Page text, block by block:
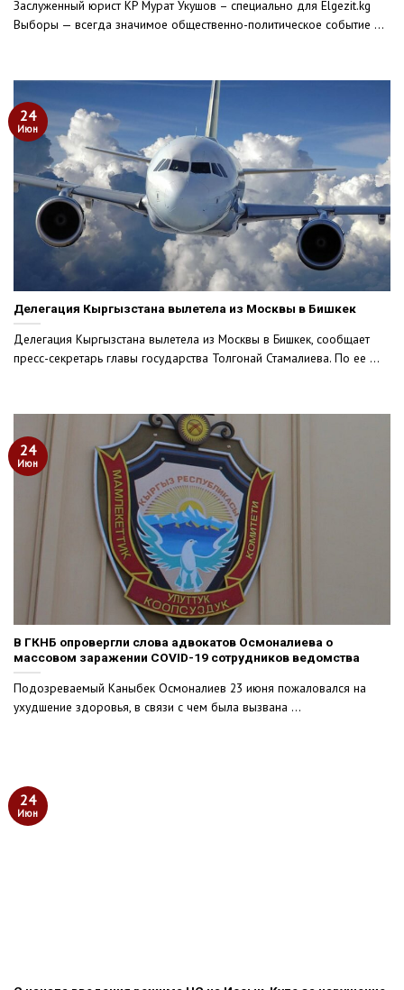
Заслуженный юрист КР Мурат Укушов – специально для Elgezit.kg
Выборы — всегда значимое общественно-политическое событие ...
Делегация Кыргызстана вылетела из Москвы в Бишкек
Делегация Кыргызстана вылетела из Москвы в Бишкек, сообщает
пресс-секретарь главы государства Толгонай Стамалиева. По ее ...
24
Июн
В ГКНБ опровергли слова адвокатов Осмоналиева о
массовом заражении COVID-19 сотрудников ведомства
Подозреваемый Каныбек Осмоналиев 23 июня пожаловался на
ухудшение здоровья, в связи с чем была вызвана ...
24
Июн
24
Июн